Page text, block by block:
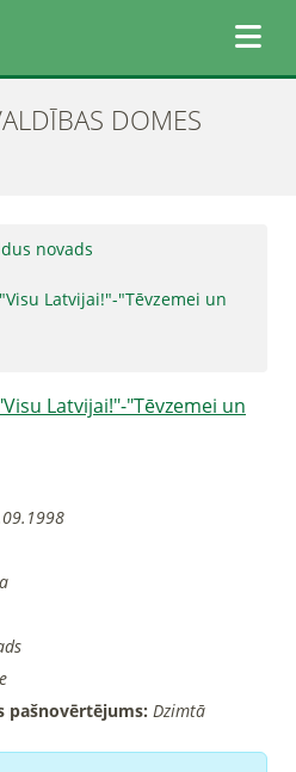
DOMES
novads
Latvijai!"-"Tēvzemei un
Latvijai!"-"Tēvzemei un
pašnovērtējums: Dzimtā